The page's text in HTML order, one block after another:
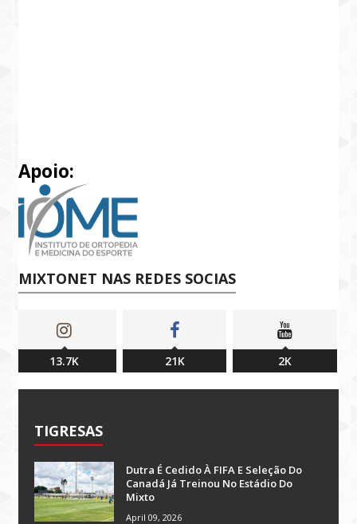
Apoio:
MIXTONET NAS REDES SOCIAS
13.7K 21K 2K
TIGRESAS
Dutra É Cedido À FIFA E Seleção Do
Canadá Já Treinou No Estádio Do
Mixto
April 09, 2026